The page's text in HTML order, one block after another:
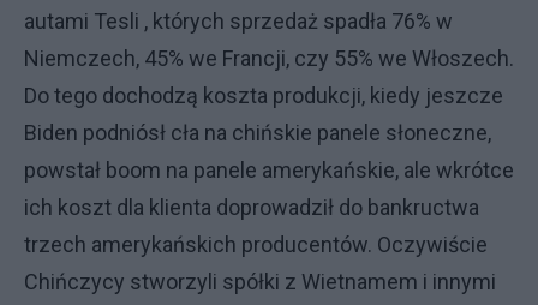
autami Tesli , których sprzedaż spadła 76% w
Niemczech, 45% we Francji, czy 55% we Włoszech.
Do tego dochodzą koszta produkcji, kiedy jeszcze
Biden podniósł cła na chińskie panele słoneczne,
powstał boom na panele amerykańskie, ale wkrótce
ich koszt dla klienta doprowadził do bankructwa
trzech amerykańskich producentów. Oczywiście
Chińczycy stworzyli spółki z Wietnamem i innymi